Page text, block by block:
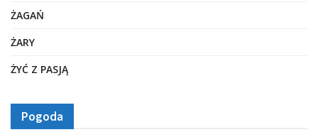
ŻAGAŃ
ŻARY
ŻYĆ Z PASJĄ
Pogoda